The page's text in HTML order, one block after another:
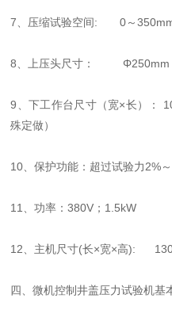
7、压缩试验空间: 0～
8、上压头尺寸： Φ250mm
9、下工作台尺寸（宽×长）：
殊定做）
10、保护功能：超过试验力2%
11、功率：380V；1.5kW
12、主机尺寸(长×宽×高):
四、微机控制井盖压力试验机基